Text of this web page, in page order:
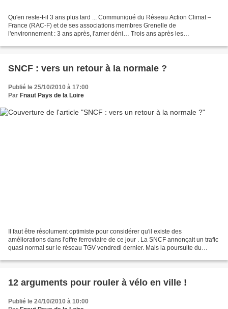
Qu'en reste-t-il 3 ans plus tard ... Communiqué du Réseau Action Climat –
France (RAC-F) et de ses associations membres Grenelle de
l'environnement : 3 ans après, l'amer déni… Trois ans après les
SNCF : vers un retour à la normale ?
Publié le 25/10/2010 à 17:00
Par Fnaut Pays de la Loire
Il faut être résolument optimiste pour considérer qu'il existe des
améliorations dans l'offre ferroviaire de ce jour . La SNCF annonçait un trafic
quasi normal sur le réseau TGV vendredi dernier. Mais la poursuite du
12 arguments pour rouler à vélo en ville !
Publié le 24/10/2010 à 10:00